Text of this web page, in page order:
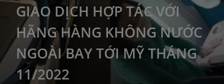
GIAO DỊCH HỢP TÁC VỚI
HÃNG HÀNG KHÔNG NƯỚC
NGOÀI BAY TỚI MỸ THÁNG
11/2022